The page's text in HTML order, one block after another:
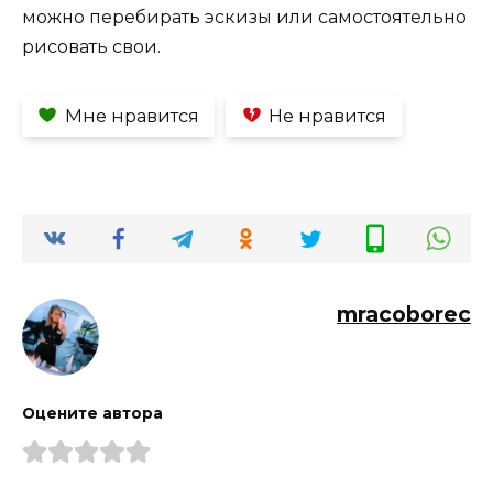
можно перебирать эскизы или самостоятельно
рисовать свои.
Мне нравится Не нравится
mracoborec
Оцените автора